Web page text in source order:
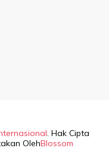
. Hak Cipta
OlehBlossom